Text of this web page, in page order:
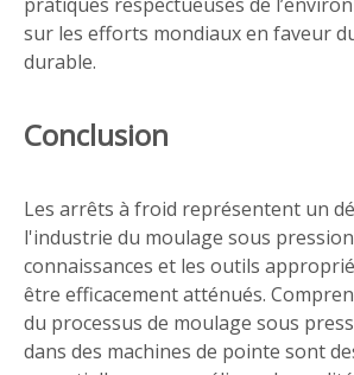
sur les efforts mondiaux en faveur
durable.
Conclusion
Les arrêts à froid représentent un
l'industrie du moulage sous
connaissances et les outils
être efficacement atténués.
du processus de moulage sous
dans des machines de pointe sont